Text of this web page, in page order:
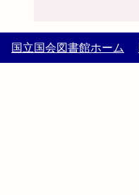
国立国会図書館ホーム